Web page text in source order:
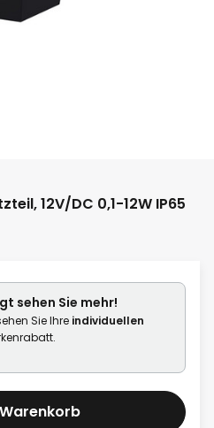
12V/DC 0,1-12W IP65
sehen Sie mehr!
Sie Ihre individuellen